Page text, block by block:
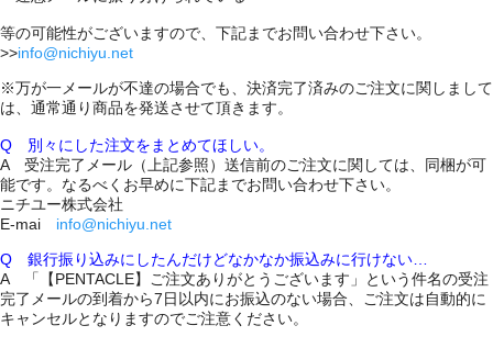
等の可能性がございますので、下記までお問い合わせ下さい。
>>info@nichiyu.net
※万が一メールが不達の場合でも、決済完了済みのご注文に関しまして
は、通常通り商品を発送させて頂きます。
Q 別々にした注文をまとめてほしい。
A 受注完了メール（上記参照）送信前のご注文に関しては、同梱が可
能です。なるべくお早めに下記までお問い合わせ下さい。
ニチユー株式会社
E-mai info@nichiyu.net
Q 銀行振り込みにしたんだけどなかなか振込みに行けない…
A 「【PENTACLE】ご注文ありがとうございます」という件名の受注
完了メールの到着から7日以内にお振込のない場合、ご注文は自動的に
キャンセルとなりますのでご注意ください。